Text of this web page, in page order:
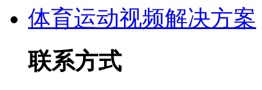
体育运动视频解决方案
联系方式